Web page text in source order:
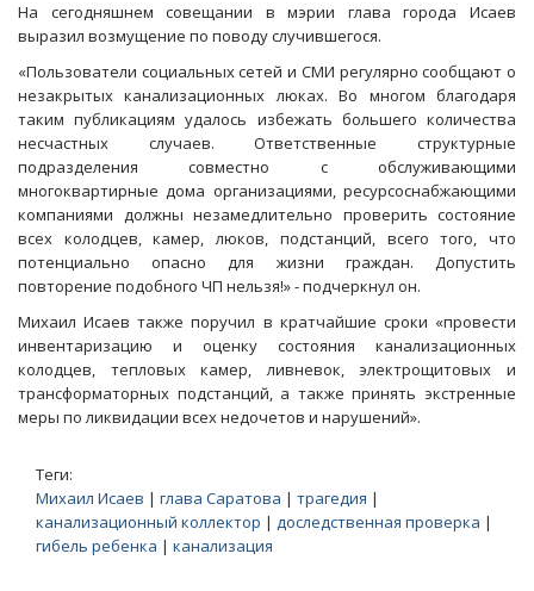
На сегодняшнем совещании в мэрии глава города Исаев
выразил возмущение по поводу случившегося.
«Пользователи социальных сетей и СМИ регулярно сообщают о
незакрытых канализационных люках. Во многом благодаря
таким публикациям удалось избежать большего количества
несчастных случаев. Ответственные структурные
подразделения совместно с обслуживающими
многоквартирные дома организациями, ресурсоснабжающими
компаниями должны незамедлительно проверить состояние
всех колодцев, камер, люков, подстанций, всего того, что
потенциально опасно для жизни граждан. Допустить
повторение подобного ЧП нельзя!» - подчеркнул он.
Михаил Исаев также поручил в кратчайшие сроки «провести
инвентаризацию и оценку состояния канализационных
колодцев, тепловых камер, ливневок, электрощитовых и
трансформаторных подстанций, а также принять экстренные
меры по ликвидации всех недочетов и нарушений».
Теги:
Михаил Исаев | глава Саратова | трагедия |
канализационный коллектор | доследственная проверка |
гибель ребенка | канализация